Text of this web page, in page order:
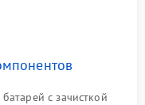
с зачисткой